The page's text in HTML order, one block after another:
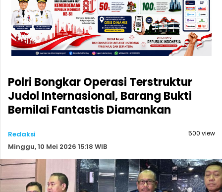
Polri Bongkar Operasi Terstruktur
Judol Internasional, Barang Bukti
Bernilai Fantastis Diamankan
Redaksi
Minggu, 10 Mei 2026 15:18 WIB
500 view